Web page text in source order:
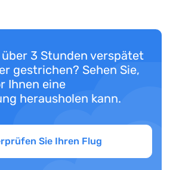
über 3 Stunden verspätet
gestrichen? Sehen Sie,
Ihnen eine
herausholen kann.
Sie Ihren Flug